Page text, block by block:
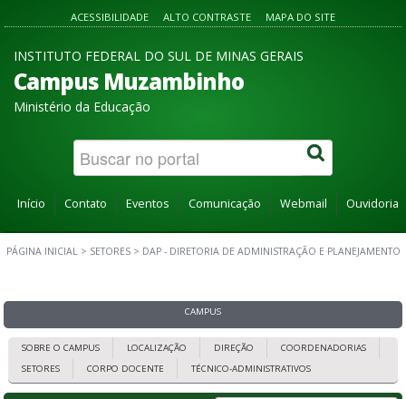
ACESSIBILIDADE ALTO CONTRASTE MAPA DO SITE
INSTITUTO FEDERAL DO SUL DE MINAS GERAIS
Campus Muzambinho
Ministério da Educação
Início Contato Eventos Comunicação Webmail Ouvidoria
PÁGINA INICIAL > SETORES > DAP - DIRETORIA DE ADMINISTRAÇÃO E PLANEJAMENTO
CAMPUS
SOBRE O CAMPUS LOCALIZAÇÃO DIREÇÃO
COORDENADORIAS
SETORES
CORPO DOCENTE TÉCNICO-ADMINISTRATIVOS